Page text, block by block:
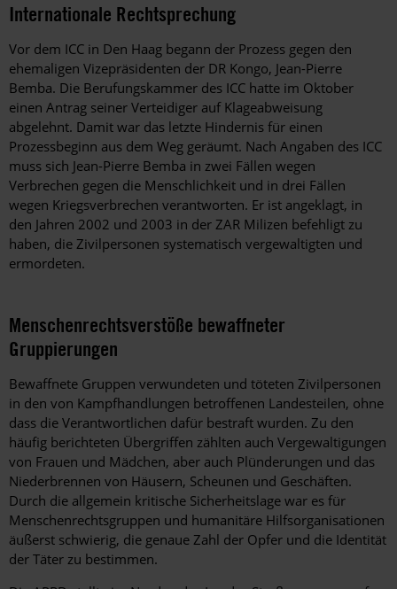
Internationale Rechtsprechung
Vor dem ICC in Den Haag begann der Prozess gegen den
ehemaligen Vizepräsidenten der DR Kongo, Jean-Pierre
Bemba. Die Berufungskammer des ICC hatte im Oktober
einen Antrag seiner Verteidiger auf Klageabweisung
abgelehnt. Damit war das letzte Hindernis für einen
Prozessbeginn aus dem Weg geräumt. Nach Angaben des ICC
muss sich Jean-Pierre Bemba in zwei Fällen wegen
Verbrechen gegen die Menschlichkeit und in drei Fällen
wegen Kriegsverbrechen verantworten. Er ist angeklagt, in
den Jahren 2002 und 2003 in der ZAR Milizen befehligt zu
haben, die Zivilpersonen systematisch vergewaltigten und
ermordeten.
Menschenrechtsverstöße bewaffneter
Gruppierungen
Bewaffnete Gruppen verwundeten und töteten Zivilpersonen
in den von Kampfhandlungen betroffenen Landesteilen, ohne
dass die Verantwortlichen dafür bestraft wurden. Zu den
häufig berichteten Übergriffen zählten auch Vergewaltigungen
von Frauen und Mädchen, aber auch Plünderungen und das
Niederbrennen von Häusern, Scheunen und Geschäften.
Durch die allgemein kritische Sicherheitslage war es für
Menschenrechtsgruppen und humanitäre Hilfsorganisationen
äußerst schwierig, die genaue Zahl der Opfer und die Identität
der Täter zu bestimmen.